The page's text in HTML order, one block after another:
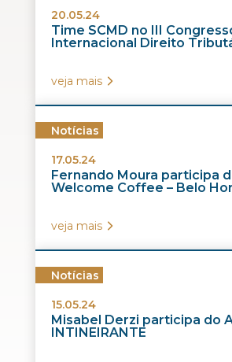
20.05.24
Time SCMD no III
Internacional Direito
veja mais
Notícias
17.05.24
Fernando Moura participa
Welcome Coffee – Belo
veja mais
Notícias
15.05.24
Misabel Derzi participa do
INTINEIRANTE